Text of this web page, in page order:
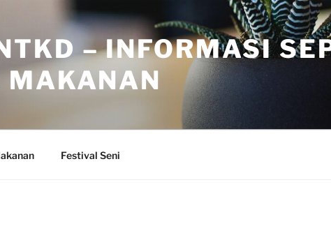
– INFORMASI
MAKANAN
Festival Seni